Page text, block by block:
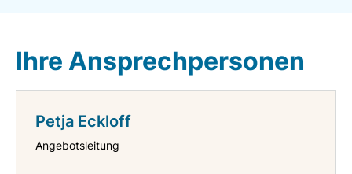
Ihre Ansprechpersonen
Petja Eckloff
Angebotsleitung